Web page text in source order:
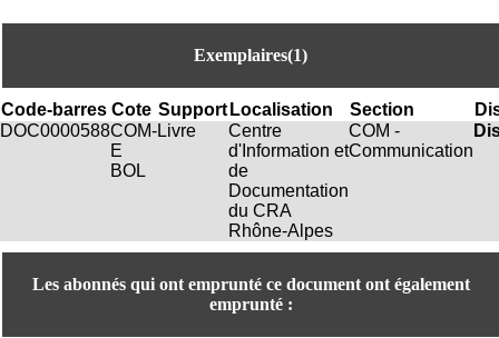
Exemplaires(1)
Code-barres Cote Support Localisation Section
DOC0000588COM-
E
BOL
Livre
Centre
d'Information et
de
Documentation
du CRA
Rhône-Alpes
COM -
Communication
Les abonnés qui ont emprunté ce document ont également
emprunté :
b
.
2
1
d
i